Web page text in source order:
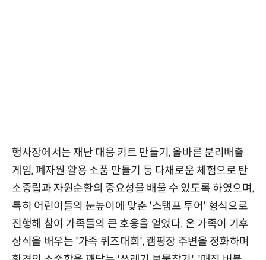
행사장에서는 재난 대응 키트 만들기, 올바른 분리배출
게임, 폐자원 활용 소품 만들기 등 다채로운 체험으로 탄
소중립과 자원순환의 중요성을 배울 수 있도록 하였으며,
특히 어린이들의 눈높이에 맞춘 '스탬프 투어' 형식으로
진행해 참여 가족들의 큰 호응을 얻었다. 온 가족이 기후
상식을 배우는 '가족 퀴즈대회', 캠핑장 주변을 정화하며